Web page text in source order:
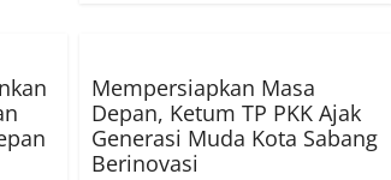
Mempersiapkan Masa
Depan, Ketum TP PKK Ajak
Generasi Muda Kota Sabang
Berinovasi